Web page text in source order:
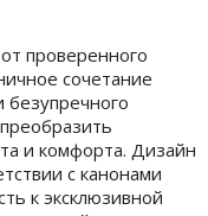
от проверенного
сочетание
и комфорта. Дизайн
с канонами
к эксклюзивной